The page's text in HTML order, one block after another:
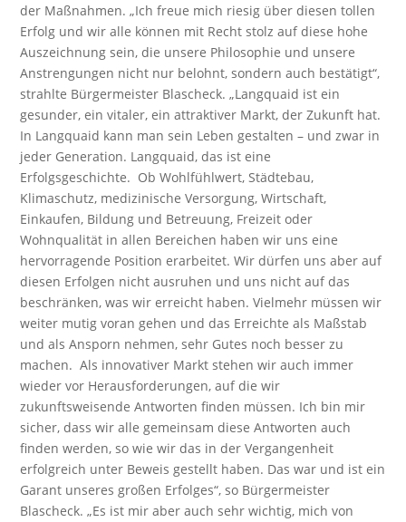
der Maßnahmen. „Ich freue mich riesig über diesen tollen
Erfolg und wir alle können mit Recht stolz auf diese hohe
Auszeichnung sein, die unsere Philosophie und unsere
Anstrengungen nicht nur belohnt, sondern auch bestätigt“,
strahlte Bürgermeister Blascheck. „Langquaid ist ein
gesunder, ein vitaler, ein attraktiver Markt, der Zukunft hat.
In Langquaid kann man sein Leben gestalten – und zwar in
jeder Generation. Langquaid, das ist eine
Erfolgsgeschichte. Ob Wohlfühlwert, Städtebau,
Klimaschutz, medizinische Versorgung, Wirtschaft,
Einkaufen, Bildung und Betreuung, Freizeit oder
Wohnqualität in allen Bereichen haben wir uns eine
hervorragende Position erarbeitet. Wir dürfen uns aber auf
diesen Erfolgen nicht ausruhen und uns nicht auf das
beschränken, was wir erreicht haben. Vielmehr müssen wir
weiter mutig voran gehen und das Erreichte als Maßstab
und als Ansporn nehmen, sehr Gutes noch besser zu
machen. Als innovativer Markt stehen wir auch immer
wieder vor Herausforderungen, auf die wir
zukunftsweisende Antworten finden müssen. Ich bin mir
sicher, dass wir alle gemeinsam diese Antworten auch
finden werden, so wie wir das in der Vergangenheit
erfolgreich unter Beweis gestellt haben. Das war und ist ein
Garant unseres großen Erfolges“, so Bürgermeister
Blascheck. „Es ist mir aber auch sehr wichtig, mich von